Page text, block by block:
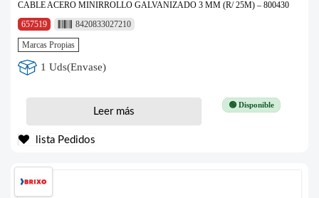
CABLE ACERO MINIRROLLO GALVANIZADO 3 MM (R/ 25M) – 800430
657519
8420833027210
Marcas Propias
1 Uds(Envase)
🟢 Disponible
Leer más
lista Pedidos